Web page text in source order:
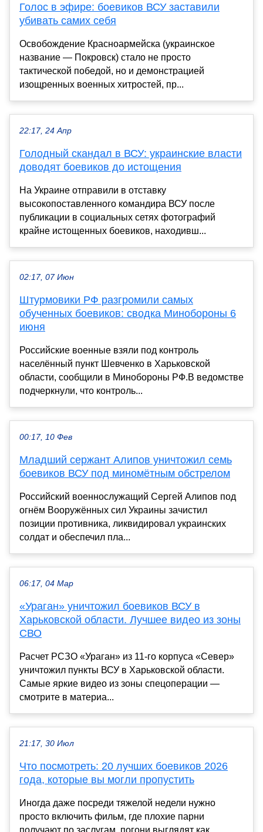
Голос в эфире: боевиков ВСУ заставили
убивать самих себя
Освобождение Красноармейска (украинское
название — Покровск) стало не просто
тактической победой, но и демонстрацией
изощренных военных хитростей, пр...
22:17, 24 Апр
Голодный скандал в ВСУ: украинские власти
доводят боевиков до истощения
На Украине отправили в отставку
высокопоставленного командира ВСУ после
публикации в социальных сетях фотографий
крайне истощенных боевиков, находивш...
02:17, 07 Июн
Штурмовики РФ разгромили самых
обученных боевиков: сводка Минобороны 6
июня
Российские военные взяли под контроль
населённый пункт Шевченко в Харьковской
области, сообщили в Минобороны РФ.В ведомстве
подчеркнули, что контроль...
00:17, 10 Фев
Младший сержант Алипов уничтожил семь
боевиков ВСУ под миномётным обстрелом
Российский военнослужащий Сергей Алипов под
огнём Вооружённых сил Украины зачистил
позиции противника, ликвидировал украинских
солдат и обеспечил пла...
06:17, 04 Мар
«Ураган» уничтожил боевиков ВСУ в
Харьковской области. Лучшее видео из зоны
СВО
Расчет РСЗО «Ураган» из 11-го корпуса «Север»
уничтожил пункты ВСУ в Харьковской области.
Самые яркие видео из зоны спецоперации —
смотрите в материа...
21:17, 30 Июл
Что посмотреть: 20 лучших боевиков 2026
года, которые вы могли пропустить
Иногда даже посреди тяжелой недели нужно
просто включить фильм, где плохие парни
получают по заслугам, погони выглядят как